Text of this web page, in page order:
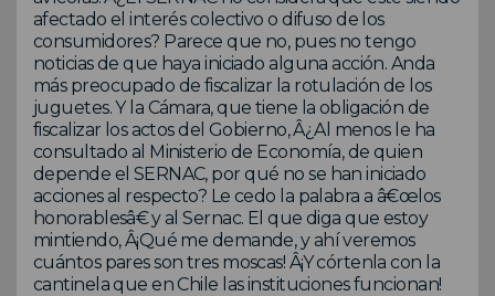
afectado el interés colectivo o difuso de los
consumidores? Parece que no, pues no tengo
noticias de que haya iniciado alguna acción. Anda
más preocupado de fiscalizar la rotulación de los
juguetes. Y la Cámara, que tiene la obligación de
fiscalizar los actos del Gobierno, Â¿Al menos le ha
consultado al Ministerio de Economía, de quien
depende el SERNAC, por qué no se han iniciado
acciones al respecto? Le cedo la palabra a â€œlos
honorablesâ€ y al Sernac. El que diga que estoy
mintiendo, Â¡Qué me demande, y ahí veremos
cuántos pares son tres moscas! Â¡Y córtenla con la
cantinela que en Chile las instituciones funcionan!